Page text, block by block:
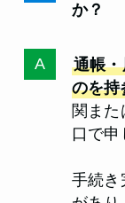
か？
通帳
のを持
関ま
口で申
手続き